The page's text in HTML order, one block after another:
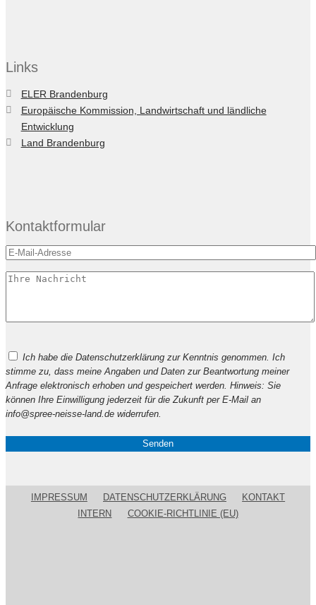
Links
ELER Brandenburg
Europäische Kommission, Landwirtschaft und ländliche
Entwicklung
Land Brandenburg
Kontaktformular
lasse
Feld
leer.
Ich habe die Datenschutzerklärung zur Kenntnis genommen. Ich
stimme zu, dass meine Angaben und Daten zur Beantwortung meiner
Anfrage elektronisch erhoben und gespeichert werden. Hinweis: Sie
können Ihre Einwilligung jederzeit für die Zukunft per E-Mail an
info@spree-neisse-land.de widerrufen.
IMPRESSUM DATENSCHUTZERKLÄRUNG
KONTAKT
INTERN
COOKIE-RICHTLINIE (EU)